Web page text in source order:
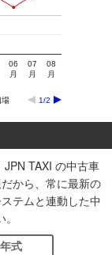
場 1/2
06
月
07
月
08
月
JPN TAXI の中古車
から、常に最新の
テムと連動した中
式